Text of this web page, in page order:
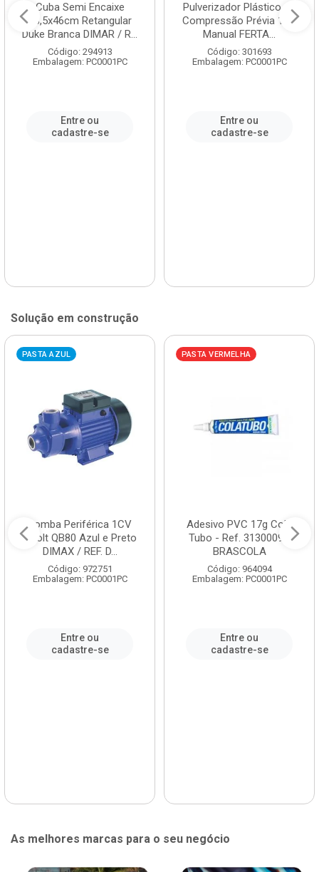
Cuba Semi Encaixe
58,5x46cm Retangular
Duke Branca DIMAR / R...
Código: 294913
Embalagem: PC0001PC
Entre ou
cadastre-se
Pulverizador Plástico de
Compressão Prévia 1,5L
Manual FERTA...
Código: 301693
Embalagem: PC0001PC
Entre ou
cadastre-se
Solução em construção
PASTA AZUL
Bomba Periférica 1CV
Bivolt QB80 Azul e Preto
DIMAX / REF. D...
Código: 972751
Embalagem: PC0001PC
Entre ou
cadastre-se
PASTA VERMELHA
Adesivo PVC 17g Cola
Tubo - Ref. 3130009 -
BRASCOLA
Código: 964094
Embalagem: PC0001PC
Entre ou
cadastre-se
As melhores marcas para o seu negócio